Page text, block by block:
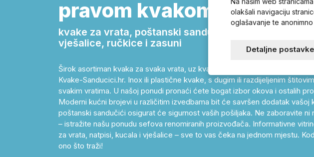
pravom kvakom!
kvake za vrata, poštanski sandučići, cilindrični
vješalice, ručkice i zasuni
Širok asortiman kvaka za svaka vrata, uz kvalitetne sigurnosne brave,
Kvake-Sanducici.hr. Inox ili plastične kvake, s dugim ili razdijeljenim
svakim vratima. U našoj ponudi pronaći ćete bogat izbor okova i ostalih
Moderni kućni brojevi u različitim izvedbama bit će savršen dodatak vašoj
poštanski sandučići osigurat će sigurnost vaših pošiljaka. Ne zaboravite ni
– istražite našu ponudu sefova renomiranih proizvođača. Informativne
za vrata, natpisi, kucala i vješalice – sve to vas čeka na jednom mjestu.
ono što traži!
olakšali navigaciju
oglašavanje te
Detaljne postavke